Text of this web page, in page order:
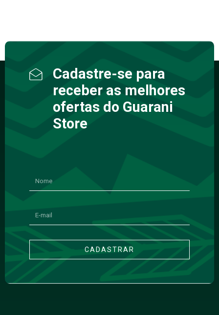
Cadastre-se para
receber as melhores
ofertas do Guarani
Store
CADASTRAR